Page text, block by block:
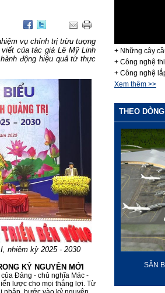
vụ chính trị trừu tượng
của tác giả Lê Mỹ Linh
động hiệu quả từ thực
nhiệm kỳ 2025 - 2030
KỶ NGUYÊN MỚI
Đảng - chủ nghĩa Mác -
lược cho mọi thắng lợi. Từ
+ Những cây
+ Công nghệ
+ Công nghệ
Xem thêm >>
THEO
VIỆT NAM (1945 -
2015)
SÂN BAY